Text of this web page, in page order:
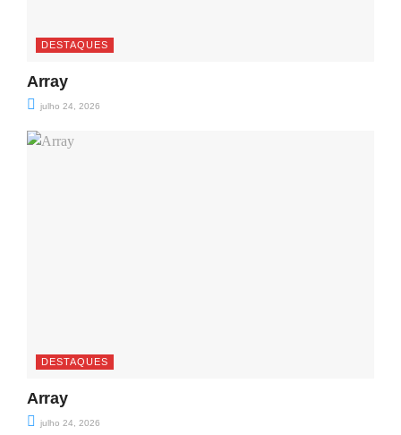
DESTAQUES
Array
julho 24, 2026
DESTAQUES
Array
julho 24, 2026